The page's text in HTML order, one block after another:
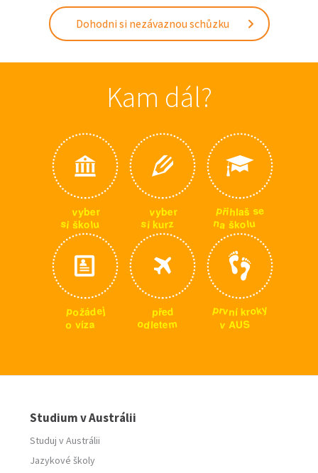
Dohodni si nezávaznou schůzku
Kam dál?
vyber
si školu
vyber
si kurz
přihlaš se
na školu
požádej
o víza
před
odletem
prvníkroky
v AUS
Studium v Austrálii
Studuj v Austrálii
Jazykové školy